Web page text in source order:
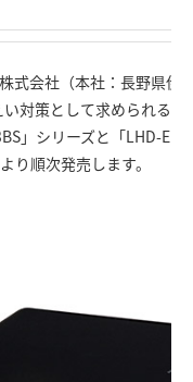
式会社（本社：長野県伊
対策として求められる
」シリーズと「LHD-
り順次発売します。